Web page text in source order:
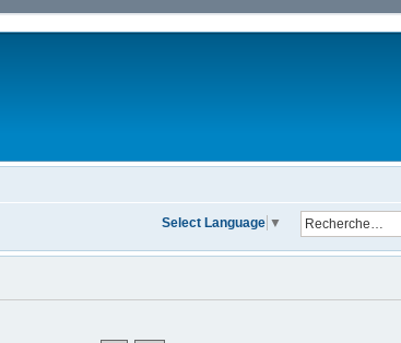
Select Language ▼